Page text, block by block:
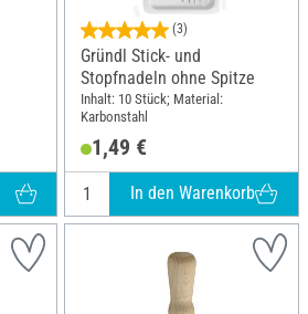
(3)
Gründl Stick- und
Stopfnadeln ohne Spitze
Inhalt: 10 Stück; Material:
Karbonstahl
1,49 €
In den Warenkorb